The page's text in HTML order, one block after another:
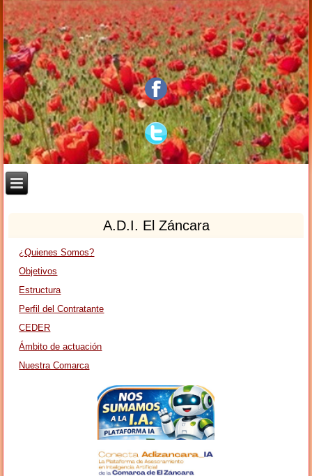
A.D.I. El Záncara
¿Quienes Somos?
Objetivos
Estructura
Perfil del Contratante
CEDER
Ámbito de actuación
Nuestra Comarca